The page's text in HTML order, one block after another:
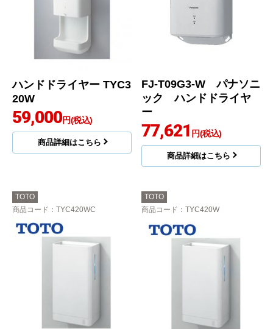
ハンドドライヤー TYC3
20W
59,000円(税込)
商品詳細はこちら
FJ-T09G3-W パナソニ
ック ハンドドライヤ
ー
77,621 円(税込)
商品詳細はこちら
TOTO
商品コード ：TYC420WC
TOTO
商品コード ：TYC420W